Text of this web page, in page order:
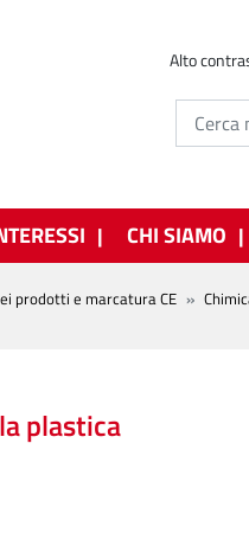
Alto
CHI SIAMO
prodotti e marcatura CE
plastica